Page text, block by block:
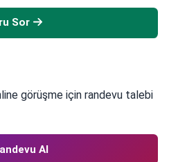
Sor
görüşme için randevu talebi
Al